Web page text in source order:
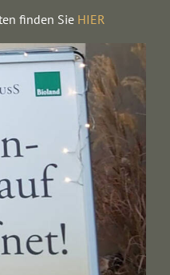
HOURS
finden Sie HIER